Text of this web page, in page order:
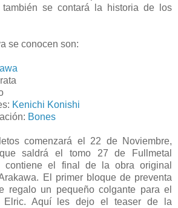
se contará la historia de los
se conocen son:
Kenichi Konishi
Bones
comenzará el 22 de Noviembre,
saldrá el tomo 27 de Fullmetal
contiene el final de la obra original
El primer bloque de preventa
regalo un pequeño colgante para el
Elric. Aquí les dejo el teaser de la